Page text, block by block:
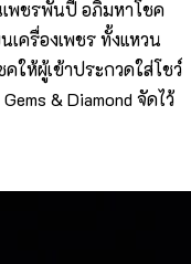
เพชรพันปี อภิมหาโชค
เครื่องเพชร ทั้งแหวน
ให้ผู้เข้าประกวดใส่โชว์
& Diamond จัดไว้